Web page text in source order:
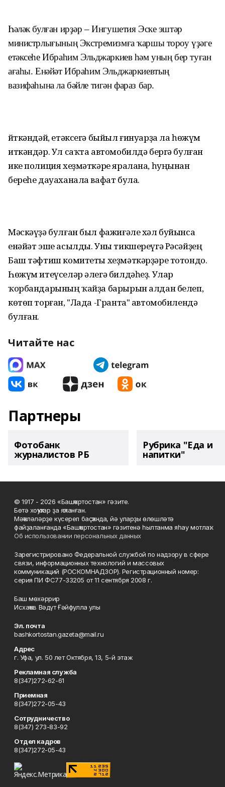
Һәләк булған ирҙәр – Ингушетия Эске эштәр
министрлығының Экстремизмға ҡаршы тороу үҙәге
етәксеһе Ибраһим Эльджаркиев һәм уның бер туған
ағаһы.Енәйәт Ибраһим Эльджаркиевтың
вазифаһына ла бәйле тигән фараз бар.
Әйткәндәй, етәксегә быйыл ғинуарҙа ла һөжүм
иткәндәр. Ул саҡта автомобилдә бергә булған
ике полиция хеҙмәткәре яралана, һуңынан
береһе дауаханала вафат була.
Мәскәүҙә булған был фажиғәле хәл буйынса
енәйәт эше асылды. Уны тикшереүгә Рәсәйҙең
Баш тәфтиш комитеты хеҙмәткәрҙәре тотондо.
Һөжүм итеүселәр әлегә билдәһеҙ. Улар
ҡорбандарының ҡайҙа барырын алдан белеп,
көтөп торған, "Лада -Гранта" автомобилендә
булған.
Читайте нас
Партнеры
Фотобанк
журналистов РБ
Рубрика "Еда и
напитки"
© 1917 - 2026 «Башҡортостан» гәзите.
Бөтә хоҡуҡтар ҙа яҡланған.
Мәҡәләләрҙе күсереп баҫҡанда, йә уларҙы өлөшләтә
файҙаланғанда «Башҡортостан» гәзитенә һылтанма яһау мотлаҡ.
Об использовании персональных данных
Зарегистрировано Федеральной службой по надзору в сфере
связи, информационных технологий и массовых
коммуникаций (РОСКОМНАДЗОР). Регистрационный номер:
серия ПИ ФС77-33205 от 11 сентября 2008 г.
Баш мөхәррир
Исхаҡов Вәдүт Ғәйфулла улы
Эл. почта
bashkortostan.gazeta@mail.ru
Адрес
г. Уфа, ул. 50 лет Октября, 13, 5-й этаж
Рекламная служба
8(347)272-62-61
Приемная
8(347)272-05-43
Сотрудничество
8(347) 273-83-92
Отдел кадров
8(347)272-05-43